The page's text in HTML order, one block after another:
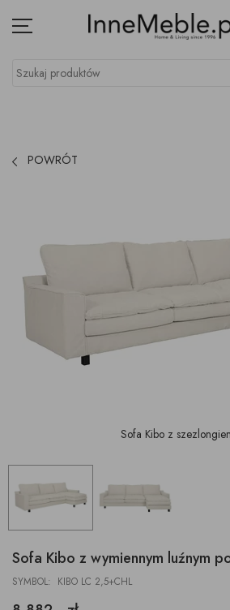
Menu
Szukaj produktów
POWRÓT
Sofa Kibo z
Sofa Kibo z wymiennym luźnym
SYMBOL: KIBO LC 2,5+CHL